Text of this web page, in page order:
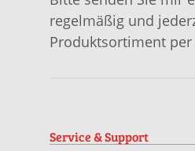
regelmäßig und
Produktsortiment per
Service & Support